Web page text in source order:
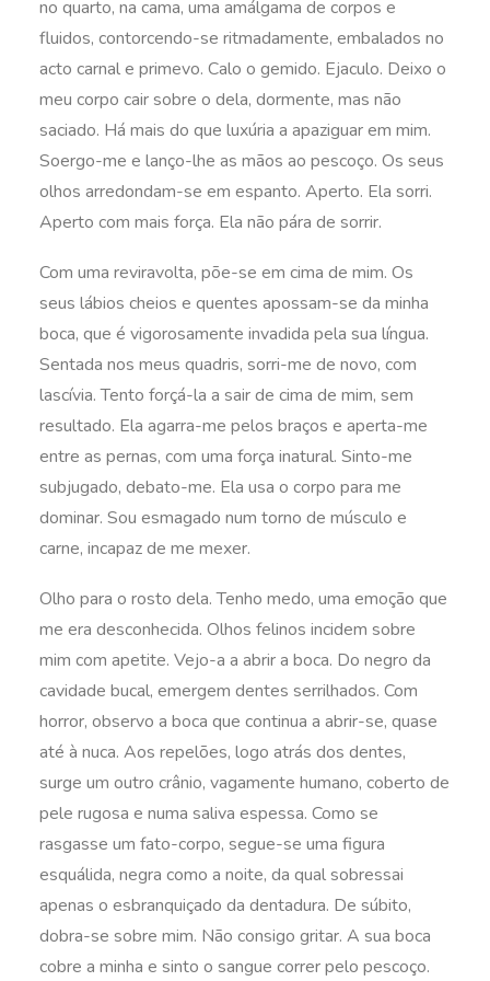
no quarto, na cama, uma amálgama de corpos e
fluidos, contorcendo-se ritmadamente, embalados no
acto carnal e primevo. Calo o gemido. Ejaculo. Deixo o
meu corpo cair sobre o dela, dormente, mas não
saciado. Há mais do que luxúria a apaziguar em mim.
Soergo-me e lanço-lhe as mãos ao pescoço. Os seus
olhos arredondam-se em espanto. Aperto. Ela sorri.
Aperto com mais força. Ela não pára de sorrir.
Com uma reviravolta, põe-se em cima de mim. Os
seus lábios cheios e quentes apossam-se da minha
boca, que é vigorosamente invadida pela sua língua.
Sentada nos meus quadris, sorri-me de novo, com
lascívia. Tento forçá-la a sair de cima de mim, sem
resultado. Ela agarra-me pelos braços e aperta-me
entre as pernas, com uma força inatural. Sinto-me
subjugado, debato-me. Ela usa o corpo para me
dominar. Sou esmagado num torno de músculo e
carne, incapaz de me mexer.
Olho para o rosto dela. Tenho medo, uma emoção que
me era desconhecida. Olhos felinos incidem sobre
mim com apetite. Vejo-a a abrir a boca. Do negro da
cavidade bucal, emergem dentes serrilhados. Com
horror, observo a boca que continua a abrir-se, quase
até à nuca. Aos repelões, logo atrás dos dentes,
surge um outro crânio, vagamente humano, coberto de
pele rugosa e numa saliva espessa. Como se
rasgasse um fato-corpo, segue-se uma figura
esquálida, negra como a noite, da qual sobressai
apenas o esbranquiçado da dentadura. De súbito,
dobra-se sobre mim. Não consigo gritar. A sua boca
cobre a minha e sinto o sangue correr pelo pescoço.